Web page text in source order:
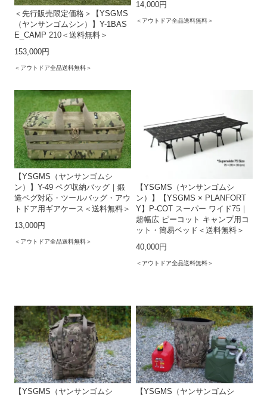
＜先行販売限定価格＞【YSGMS
（ヤンサンゴムシン）】Y-1BAS
E_CAMP 210＜送料無料＞
153,000円
＜アウトドア全品送料無料＞
14,000円
＜アウトドア全品送料無料＞
【YSGMS（ヤンサンゴムシ
ン）】Y-49 ペグ収納バッグ｜鍛
造ペグ対応・ツールバッグ・アウ
トドア用ギアケース＜送料無料＞
13,000円
＜アウトドア全品送料無料＞
【YSGMS（ヤンサンゴムシ
ン）】【YSGMS × PLANFORT
Y】P-COT スーパー ワイド75｜
超幅広 ピーコット キャンプ用コ
ット・簡易ベッド＜送料無料＞
40,000円
＜アウトドア全品送料無料＞
【YSGMS（ヤンサンゴムシ
【YSGMS（ヤンサンゴムシ